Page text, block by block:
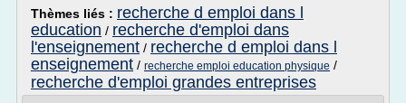
Thèmes liés : recherche d emploi dans l
education / recherche d'emploi dans
l'enseignement / recherche d emploi dans l
enseignement / recherche emploi education physique /
recherche d'emploi grandes entreprises